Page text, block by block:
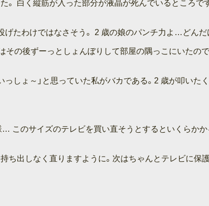
白く縦筋が入った部分が液晶が死んでいるところで
げたわけではなさそう。 2 歳の娘のパンチ力よ…どん
その後ずーっとしょんぼりして部屋の隅っこにいたの
っしょ～」と思っていた私がバカである。2 歳が叩い
このサイズのテレビを買い直そうとするといくらか
ち出しなく直りますように。次はちゃんとテレビに保